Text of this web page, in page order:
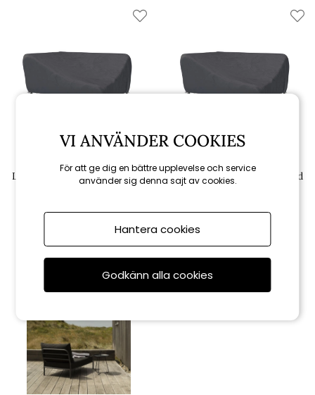
LEVEL/LEVEL 2 möbelskydd
1 089 kr
LEVEL/LEVEL 2 möbelskydd
1 089 kr
VI ANVÄNDER COOKIES
För att ge dig en bättre upplevelse och service
använder sig denna sajt av cookies.
Hantera cookies
Godkänn alla cookies